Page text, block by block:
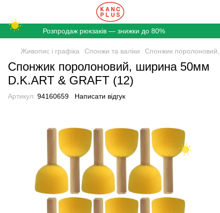
Розпродаж рюкзаків — знижки до 80%
Живопис і графіка Спонжи та валіки Спонжик
Спонжик поролоновий, ширина 50мм
D.K.ART & GRAFT (12)
Артикул: 94160659 Написати відгук